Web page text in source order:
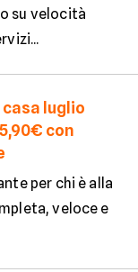
su velocità
luglio
con
per chi è alla
veloce e